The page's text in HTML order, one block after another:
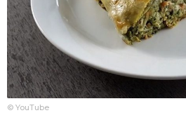
© YouTube